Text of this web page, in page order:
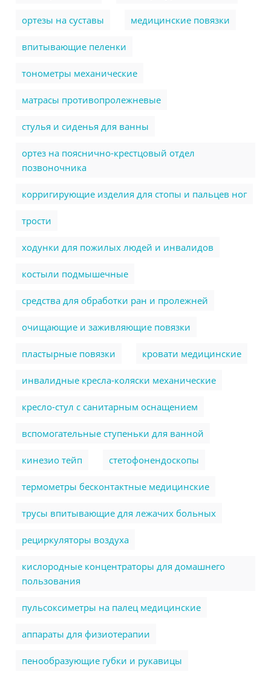
ортезы на суставы медицинские повязки
впитывающие пеленки
тонометры механические
матрасы противопролежневые
стулья и сиденья для ванны
ортез на пояснично-крестцовый отдел
позвоночника
корригирующие изделия для стопы и пальцев ног
трости
ходунки для пожилых людей и инвалидов
костыли подмышечные
cредства для обработки ран и пролежней
очищающие и заживляющие повязки
пластырные повязки кровати медицинские
инвалидные кресла-коляски механические
кресло-стул с санитарным оснащением
вспомогательные ступеньки для ванной
кинезио тейп стетофонендоскопы
термометры бесконтактные медицинские
трусы впитывающие для лежачих больных
рециркуляторы воздуха
кислородные концентраторы для домашнего
пользования
пульсоксиметры на палец медицинские
аппараты для физиотерапии
пенообразующие губки и рукавицы